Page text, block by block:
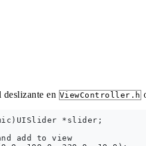
en ViewController.h
*slider;
add to view